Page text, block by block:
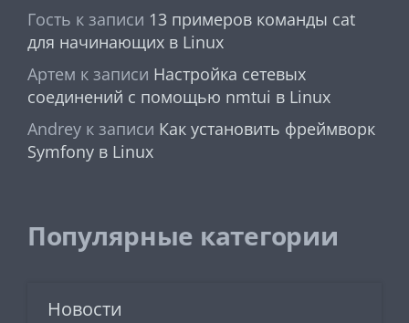
Гость к записи 13 примеров команды cat
для начинающих в Linux
Артем к записи Настройка сетевых
соединений с помощью nmtui в Linux
Andrey к записи Как установить фреймворк
Symfony в Linux
Популярные категории
Новости